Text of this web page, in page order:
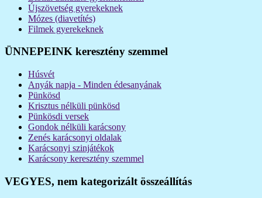
Újszövetség gyerekeknek
Mózes (diavetítés)
Filmek gyerekeknek
ÜNNEPEINK keresztény szemmel
Húsvét
Anyák napja - Minden édesanyának
Pünkösd
Krisztus nélküli pünkösd
Pünkösdi versek
Gondok nélküli karácsony
Zenés karácsonyi oldalak
Karácsonyi szinjátékok
Karácsony keresztény szemmel
VEGYES, nem kategorizált összeállítás